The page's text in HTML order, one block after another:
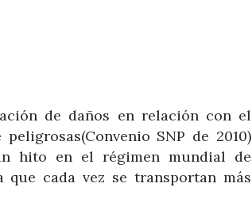
de daños en relación con el
peligrosas(Convenio SNP de 2010)
hito en el régimen mundial de
cada vez se transportan más